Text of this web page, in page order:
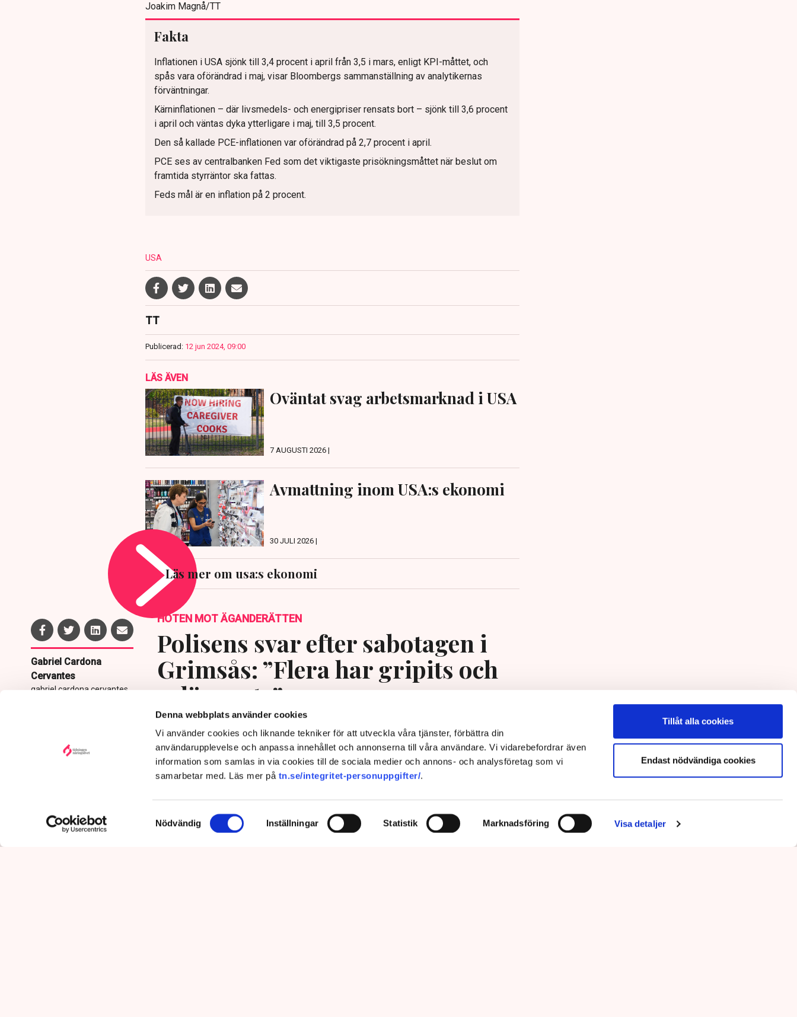
Denna webbplats använder cookies
Vi använder cookies och liknande tekniker för att utveckla våra tjänster, förbättra din
användarupplevelse och anpassa innehållet och annonserna till våra användare. Vi vidarebefordrar även
information som samlas in via cookies till de sociala medier och annons- och analysföretag som vi
samarbetar med. Läs mer på tn.se/integritet-personuppgifter/.
Samtyckesval
Nödvändig Inställningar Statistik Marknadsföring Visa detaljer
Tillåt alla cookies
Endast nödvändiga cookies
Joakim Magnå/TT
Fakta
Inflationen i USA sjönk till 3,4 procent i april från 3,5 i mars, enligt KPI-måttet, och
spås vara oförändrad i maj, visar Bloombergs sammanställning av analytikernas
förväntningar.
Kärninflationen – där livsmedels- och energipriser rensats bort – sjönk till 3,6 procent
i april och väntas dyka ytterligare i maj, till 3,5 procent.
Den så kallade PCE-inflationen var oförändrad på 2,7 procent i april.
PCE ses av centralbanken Fed som det viktigaste prisökningsmåttet när beslut om
framtida styrräntor ska fattas.
Feds mål är en inflation på 2 procent.
USA
TT
Publicerad: 12 jun 2024, 09:00
LÄS ÄVEN
Oväntat svag arbetsmarknad i USA
7 AUGUSTI 2026 |
Avmattning inom USA:s ekonomi
30 JULI 2026 |
Läs mer om usa:s ekonomi
Gabriel Cardona
Cervantes
gabriel.cardona.cervantes
HOTEN MOT ÄGANDERÄTTEN
Polisens svar efter sabotagen i
Grimsås: ”Flera har gripits och
avlägsnats”